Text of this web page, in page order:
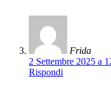
Frida
2 Settembre 2025 a
Rispondi